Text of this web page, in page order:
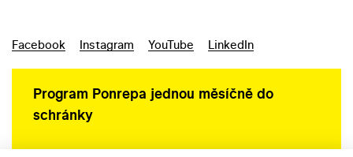
Facebook Instagram YouTube LinkedIn
Program Ponrepa jednou měsíčně do
schránky